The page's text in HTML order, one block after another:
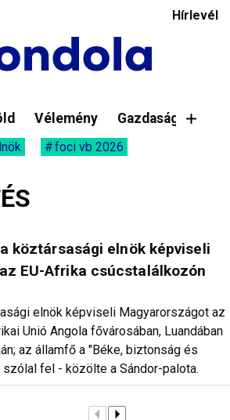
Hírlevél
Vélemény Gazdaság
foci vb 2026
köztársasági elnök képviseli
EU-Afrika csúcstalálkozón
elnök képviseli Magyarországot az
Unió Angola fővárosában, Luandában
az államfő a "Béke, biztonság és
fel - közölte a Sándor-palota.